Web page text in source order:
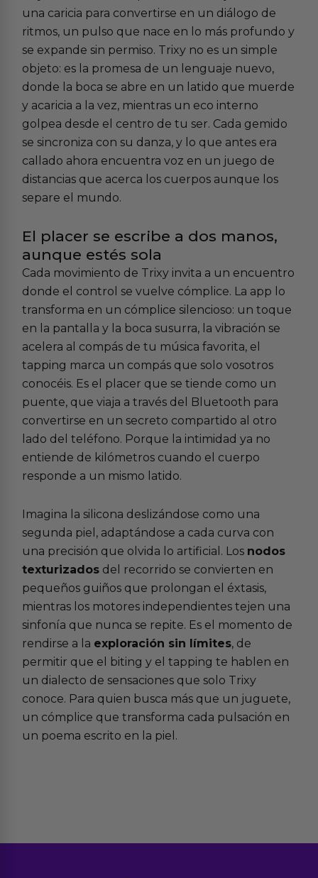
una caricia para convertirse en un diálogo de
ritmos, un pulso que nace en lo más profundo y
se expande sin permiso. Trixy no es un simple
objeto: es la promesa de un lenguaje nuevo,
donde la boca se abre en un latido que muerde
y acaricia a la vez, mientras un eco interno
golpea desde el centro de tu ser. Cada gemido
se sincroniza con su danza, y lo que antes era
callado ahora encuentra voz en un juego de
distancias que acerca los cuerpos aunque los
separe el mundo.
El placer se escribe a dos manos,
aunque estés sola
Cada movimiento de Trixy invita a un encuentro
donde el control se vuelve cómplice. La app lo
transforma en un cómplice silencioso: un toque
en la pantalla y la boca susurra, la vibración se
acelera al compás de tu música favorita, el
tapping marca un compás que solo vosotros
conocéis. Es el placer que se tiende como un
puente, que viaja a través del Bluetooth para
convertirse en un secreto compartido al otro
lado del teléfono. Porque la intimidad ya no
entiende de kilómetros cuando el cuerpo
responde a un mismo latido.
Imagina la silicona deslizándose como una
segunda piel, adaptándose a cada curva con
una precisión que olvida lo artificial. Los nodos
texturizados del recorrido se convierten en
pequeños guiños que prolongan el éxtasis,
mientras los motores independientes tejen una
sinfonía que nunca se repite. Es el momento de
rendirse a la exploración sin límites, de
permitir que el biting y el tapping te hablen en
un dialecto de sensaciones que solo Trixy
conoce. Para quien busca más que un juguete,
un cómplice que transforma cada pulsación en
un poema escrito en la piel.